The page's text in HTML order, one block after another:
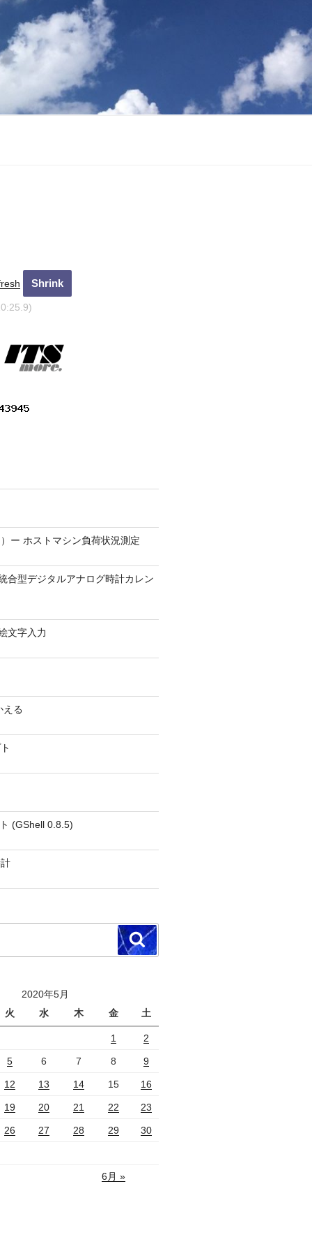
ー ホストマシン負荷状況測定
合型デジタルアナログ時計カレン
文字入力
える
(GShell 0.8.5)
検
索
2020年5月
火 水 木 金 土
1 2
5 6 7 8 9
12 13 14 15 16
19 20 21 22 23
26 27 28 29 30
6月 »